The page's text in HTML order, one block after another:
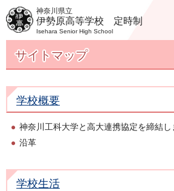
神奈川県立
伊勢原高等学校 定時制
Isehara Senior High School
サイトマップ
学校概要
神奈川工科大学と高大連携協定を締結し
沿革
学校生活